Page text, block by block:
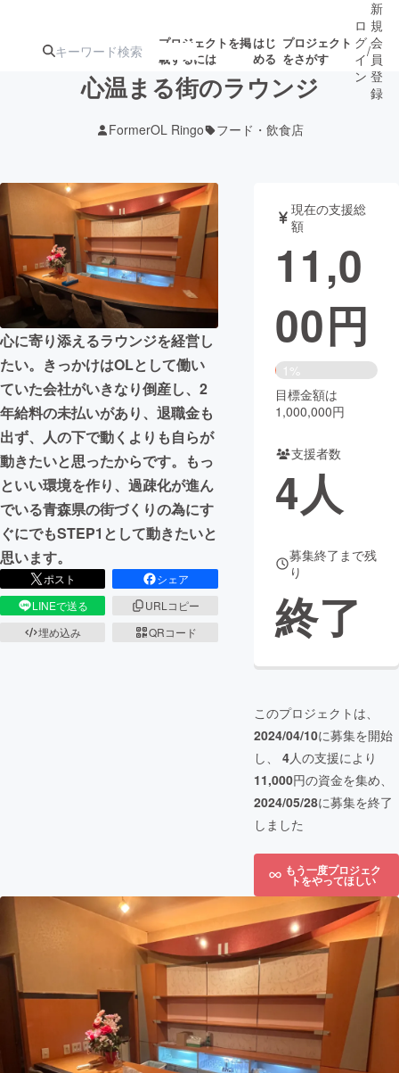
プロジェクトを掲
載するには
はじ
める
プロジェクト
をさがす
アート・写真
テクノロジー・ガジェット ゲーム・サ
映像・映画
ビジネス・起業 チャレンジ
まちづくり・地域活性化
CAMPFIRE for Social Good
CAMPFIRE Creation
CAMPFIREふるさと納税machi-ya コミュニティ
ロ
グ
イ
ン
/
新
規
会
員
登
録
心温まる街のラウンジ
FormerOL Ringo フード・飲食店
心に寄り添えるラウンジを経営し
たい。きっかけはOLとして働い
ていた会社がいきなり倒産し、2
年給料の未払いがあり、退職金も
出ず、人の下で動くよりも自らが
動きたいと思ったからです。もっ
といい環境を作り、過疎化が進ん
でいる青森県の街づくりの為にす
ぐにでもSTEP1として動きたいと
思います。
ポスト
シェア
LINEで送る
URLコピー
埋め込み
QRコード
現在の支援総
額
11,0
00円
1%
目標金額は
1,000,000円
支援者数
4人
募集終了まで残
り
終了
このプロジェクトは、
2024/04/10に募集を開始
し、 4人の支援により
11,000円の資金を集め、
2024/05/28に募集を終了
しました
もう一度プロジェク
トをやってほしい